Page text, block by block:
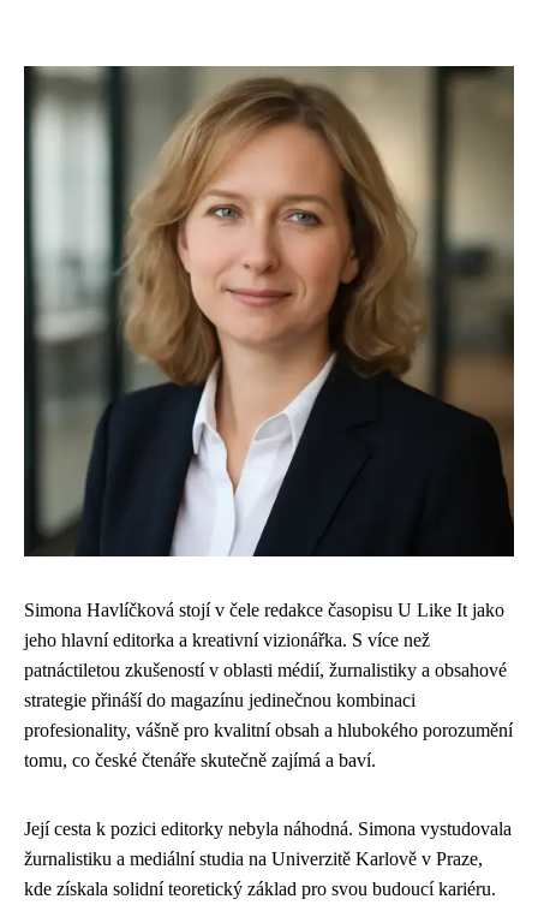
Simona Havlíčková stojí v čele redakce časopisu U Like It jako
jeho hlavní editorka a kreativní vizionářka. S více než
patnáctiletou zkušeností v oblasti médií, žurnalistiky a obsahové
strategie přináší do magazínu jedinečnou kombinaci
profesionality, vášně pro kvalitní obsah a hlubokého porozumění
tomu, co české čtenáře skutečně zajímá a baví.
Její cesta k pozici editorky nebyla náhodná. Simona vystudovala
žurnalistiku a mediální studia na Univerzitě Karlově v Praze,
kde získala solidní teoretický základ pro svou budoucí kariéru.